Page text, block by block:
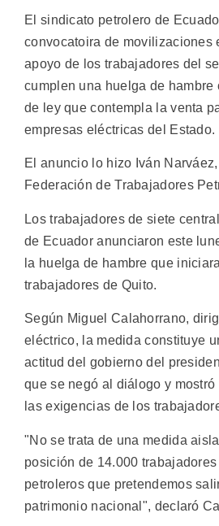
El sindicato petrolero de
convocatoira de movilizaciones
apoyo de los trabajadores del
cumplen una huelga de hambre
de ley que contempla la venta
empresas eléctricas del Estado.
El anuncio lo hizo Iván
Federación de Trabajadores
Los trabajadores de siete
de Ecuador anunciaron este
la huelga de hambre que
trabajadores de Quito.
Según Miguel Calahorrano,
eléctrico, la medida constituye
actitud del gobierno del
que se negó al diálogo y
las exigencias de los
"No se trata de una medida
posición de 14.000
petroleros que pretendemos
patrimonio nacional", declaró